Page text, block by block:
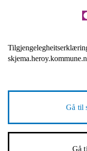
Gå til
Gå